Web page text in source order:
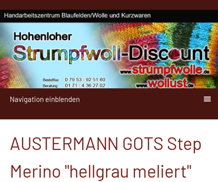
Navigation einblenden
AUSTERMANN GOTS Step
Merino "hellgrau meliert"